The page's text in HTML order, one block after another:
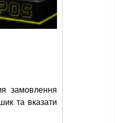
замовлення
та вказати